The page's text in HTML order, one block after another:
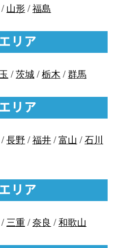
/山形 /福島
エリア
/茨城/栃木 /群馬
エリア
/長野 /福井/富山 /石川
エリア
/三重 /奈良 /和歌山